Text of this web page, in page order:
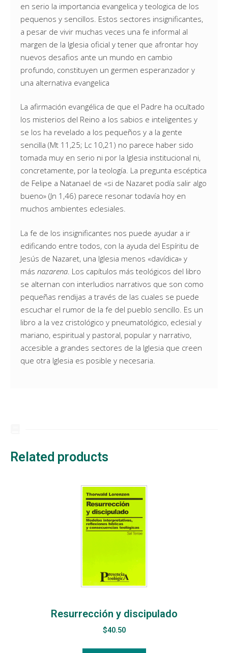
en serio la importancia evangelica y teologica de los
pequenos y sencillos. Estos sectores insignificantes,
a pesar de vivir muchas veces una fe informal al
margen de la Iglesia oficial y tener que afrontar hoy
nuevos desafios ante un mundo en cambio
profundo, constituyen un germen esperanzador y
una alternativa evangelica
La afirmación evangélica de que el Padre ha ocultado
los misterios del Reino a los sabios e inteligentes y
se los ha revelado a los pequeños y a la gente
sencilla (Mt 11,25; Lc 10,21) no parece haber sido
tomada muy en serio ni por la Iglesia institucional ni,
concretamente, por la teología. La pregunta escéptica
de Felipe a Natanael de «si de Nazaret podía salir algo
bueno» (Jn 1,46) parece resonar todavía hoy en
muchos ambientes eclesiales.
La fe de los insignificantes nos puede ayudar a ir
edificando entre todos, con la ayuda del Espíritu de
Jesús de Nazaret, una Iglesia menos «davídica» y
más nazarena . Los capítulos más teológicos del libro
se alternan con interludios narrativos que son como
pequeñas rendijas a través de las cuales se puede
escuchar el rumor de la fe del pueblo sencillo. Es un
libro a la vez cristológico y pneumatológico, eclesial y
mariano, espiritual y pastoral, popular y narrativo,
accesible a grandes sectores de la Iglesia que creen
que otra Iglesia es posible y necesaria.
Related products
Resurrección y discipulado
$40.50